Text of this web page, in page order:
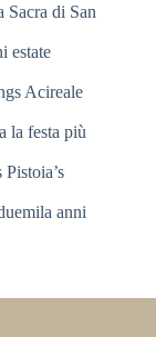
Sacra di San
estate
Acireale
la festa più
anni